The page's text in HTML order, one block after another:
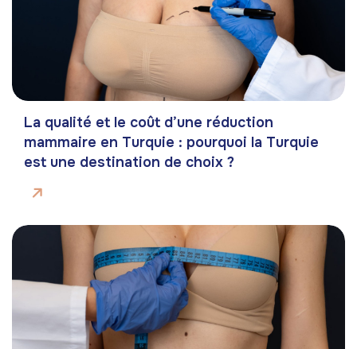
La qualité et le coût d’une réduction
mammaire en Turquie : pourquoi la Turquie
est une destination de choix ?